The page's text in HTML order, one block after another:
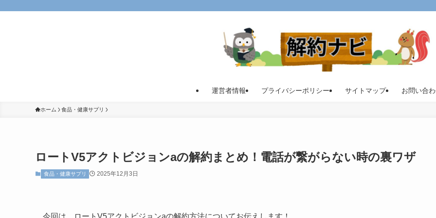
運営者情報 プライバシーポリシー サイトマップ お問い合
ホーム 食品・健康サプリ
ロートV5アクトビジョンaの解約まとめ！電話が繋がらない時の裏ワザ
食品・健康サプリ 2025年12月3日
今回は、ロートV5アクトビジョンaの解約方法についてお伝えします！